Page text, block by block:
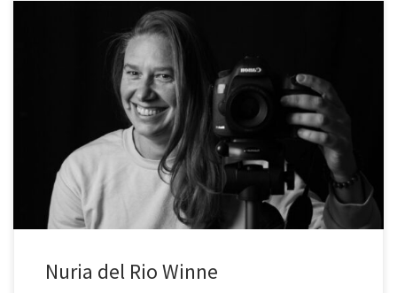
Nuria del Río se inició en la fotografía cuando, al nacer su hija
mayor, le regalaron su primera cámara reflex digital. Capturar el
día a día de sus hijas le […]
Nuria del Rio Winne